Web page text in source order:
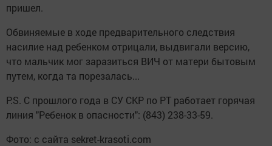
пришел.
Обвиняемые в ходе предварительного следствия
насилие над ребенком отрицали, выдвигали версию,
что мальчик мог заразиться ВИЧ от матери бытовым
путем, когда та порезалась...
P.S. С прошлого года в СУ СКР по РТ работает горячая
линия "Ребенок в опасности": (843) 238-33-59.
Фото: с сайта sekret-krasoti.com